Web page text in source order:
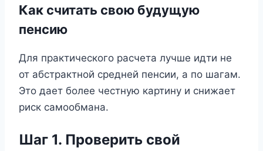
Как считать свою будущую
пенсию
Для практического расчета лучше идти не
от абстрактной средней пенсии, а по шагам.
Это дает более честную картину и снижает
риск самообмана.
Шаг 1. Проверить свой